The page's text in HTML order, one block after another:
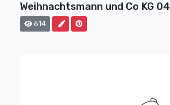
Weihnachtsmann und Co KG 04
614